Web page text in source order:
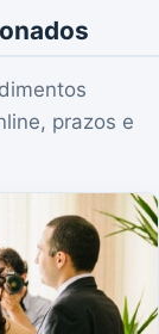
prazos e